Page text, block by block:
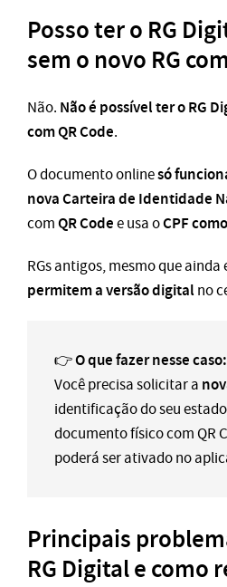
Posso ter o RG
sem o novo RG
Não. Não é possível ter o RG
com QR Code.
O documento onlinesó
nova Carteira de Identidade
comQR Codee usa oCPF
RGs antigos, mesmo que
permitem a versão digitalno
👉O que fazer nesse caso:
Você precisa solicitar a
identificação do seu
documento físico com QR
poderá ser ativado no
Principais
RG Digital e como